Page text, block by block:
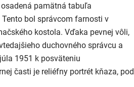
pamätná tabuľa
bol správcom farnosti v
kostola. Vďaka pevnej vôli,
duchovného správcu a
1951 k posväteniu
časti je reliéfny portrét kňaza, pod